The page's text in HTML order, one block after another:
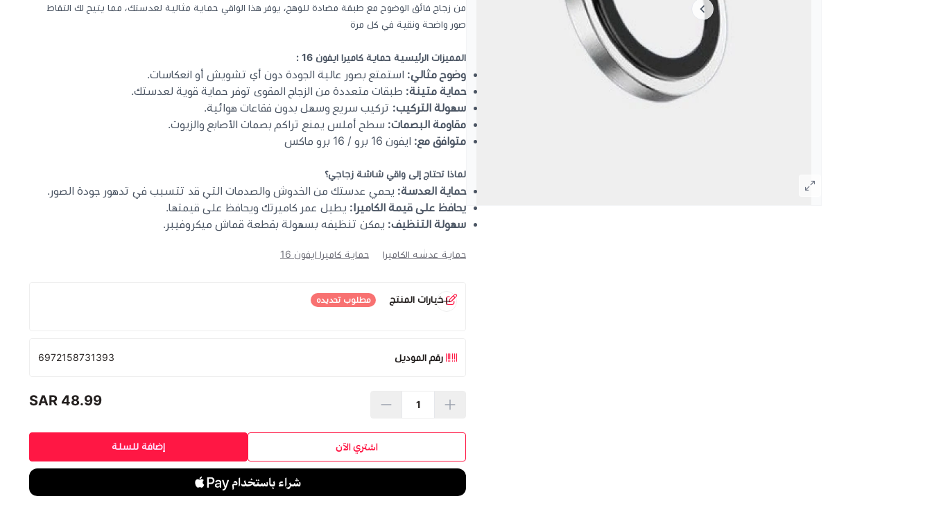
من زجاج فائق الوضوح مع طبقة مضادة للوهج، يوفر هذا الواقي حماية مثالية لعدستك، مما يتيح لك التقاط
صور واضحة ونقية في كل مرة
المميزات الرئيسية حماية كاميرا ايفون 16 :
وضوح مثالي: استمتع بصور عالية الجودة دون أي تشويش أو انعكاسات.
حماية متينة: طبقات متعددة من الزجاج المقوى توفر حماية قوية لعدستك.
سهولة التركيب: تركيب سريع وسهل بدون فقاعات هوائية.
مقاومة البصمات: سطح أملس يمنع تراكم بصمات الأصابع والزيوت.
متوافق مع: ايفون 16 برو / 16 برو ماكس
لماذا تحتاج إلى واقي شاشة زجاجي؟
حماية العدسة: يحمي عدستك من الخدوش والصدمات التي قد تتسبب في تدهور جودة الصور.
يحافظ على قيمة الكاميرا: يطيل عمر كاميرتك ويحافظ على قيمتها.
سهولة التنظيف: يمكن تنظيفه بسهولة بقطعة قماش ميكروفيبر.
حماية عدسه الكاميرا حماية كاميرا ايفون 16
خيارات المنتج مطلوب تحديده
رقم الموديل 6972158731393
48.99 SAR
إضافة للسلة اشتري الآن